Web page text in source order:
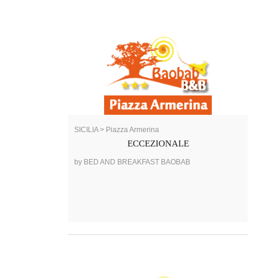
SICILIA > Piazza Armerina
ECCEZIONALE
by BED AND BREAKFAST BAOBAB